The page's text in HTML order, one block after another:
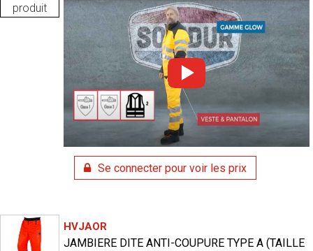
produit
Se connecter pour voir les prix
HVJAOR
JAMBIERE DITE ANTI-COUPURE TYPE A (TAILLE